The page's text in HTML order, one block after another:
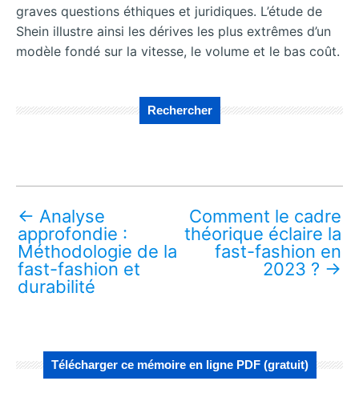
graves questions éthiques et juridiques. L’étude de
Shein illustre ainsi les dérives les plus extrêmes d’un
modèle fondé sur la vitesse, le volume et le bas coût.
Rechercher
← Analyse
approfondie :
Méthodologie de la
fast-fashion et
durabilité
Comment le cadre
théorique éclaire la
fast-fashion en
2023 ? →
Télécharger ce mémoire en ligne PDF (gratuit)